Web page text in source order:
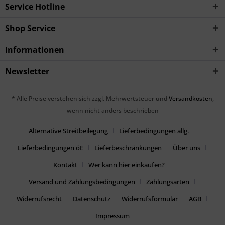
Service Hotline
Shop Service
Informationen
Newsletter
* Alle Preise verstehen sich zzgl. Mehrwertsteuer und Versandkosten,
wenn nicht anders beschrieben
Alternative Streitbeilegung
Lieferbedingungen allg.
Lieferbedingungen öE
Lieferbeschränkungen
Über uns
Kontakt
Wer kann hier einkaufen?
Versand und Zahlungsbedingungen
Zahlungsarten
Widerrufsrecht
Datenschutz Widerrufsformular
AGB
Impressum